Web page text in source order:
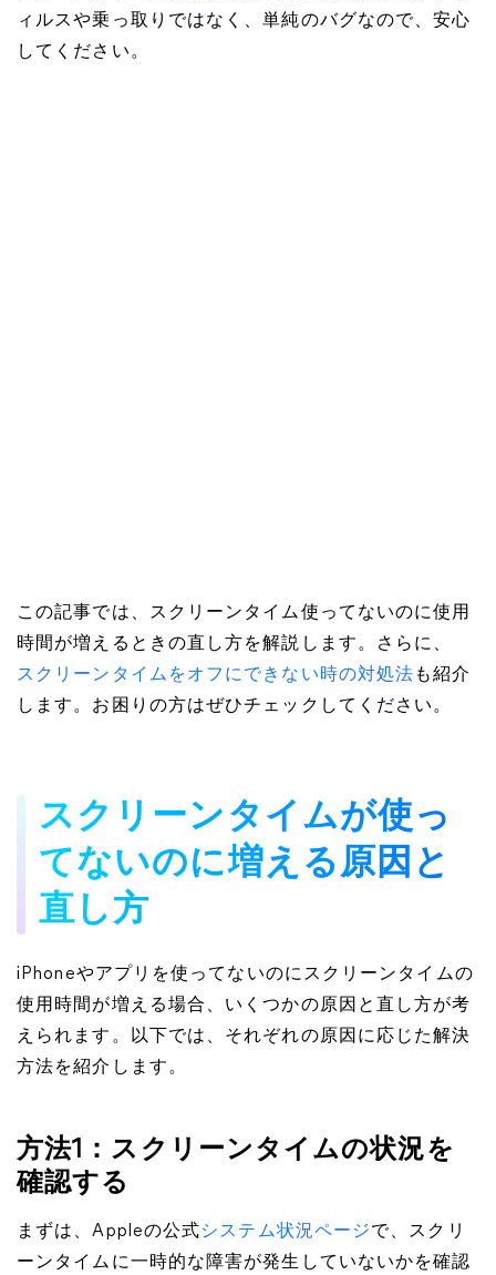
ィルスや乗っ取りではなく、単純のバグなので、安心
してください。
この記事では、スクリーンタイム使ってないのに使用
時間が増えるときの直し方を解説します。さらに、
スクリーンタイムをオフにできない時の対処法 も紹介
します。お困りの方はぜひチェックしてください。
スクリーンタイムが使っ
てないのに増える原因と
直し方
iPhoneやアプリを使ってないのにスクリーンタイムの
使用時間が増える場合、いくつかの原因と直し方が考
えられます。以下では、それぞれの原因に応じた解決
方法を紹介します。
方法1：スクリーンタイムの状況を
確認する
まずは、Appleの公式システム状況ページで、スクリ
ーンタイムに一時的な障害が発生していないかを確認